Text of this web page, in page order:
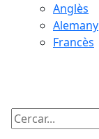
Anglès
Alemany
Francès
Cercar: